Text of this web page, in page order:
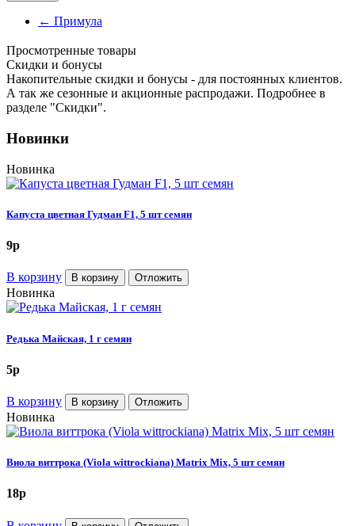
← Примула
Просмотренные товары
Cкидки и бонусы
Накопительные скидки и бонусы - для постоянных клиентов.
А так же сезонные и акционные распродажи. Подробнее в
разделе "Скидки".
Новинки
Новинка
Капуста цветная Гудман F1, 5 шт семян
9p
В корзину В корзину Отложить
Новинка
Редька Майская, 1 г семян
5p
В корзину В корзину Отложить
Новинка
Виола виттрока (Viola wittrockiana) Matrix Mix, 5 шт семян
18p